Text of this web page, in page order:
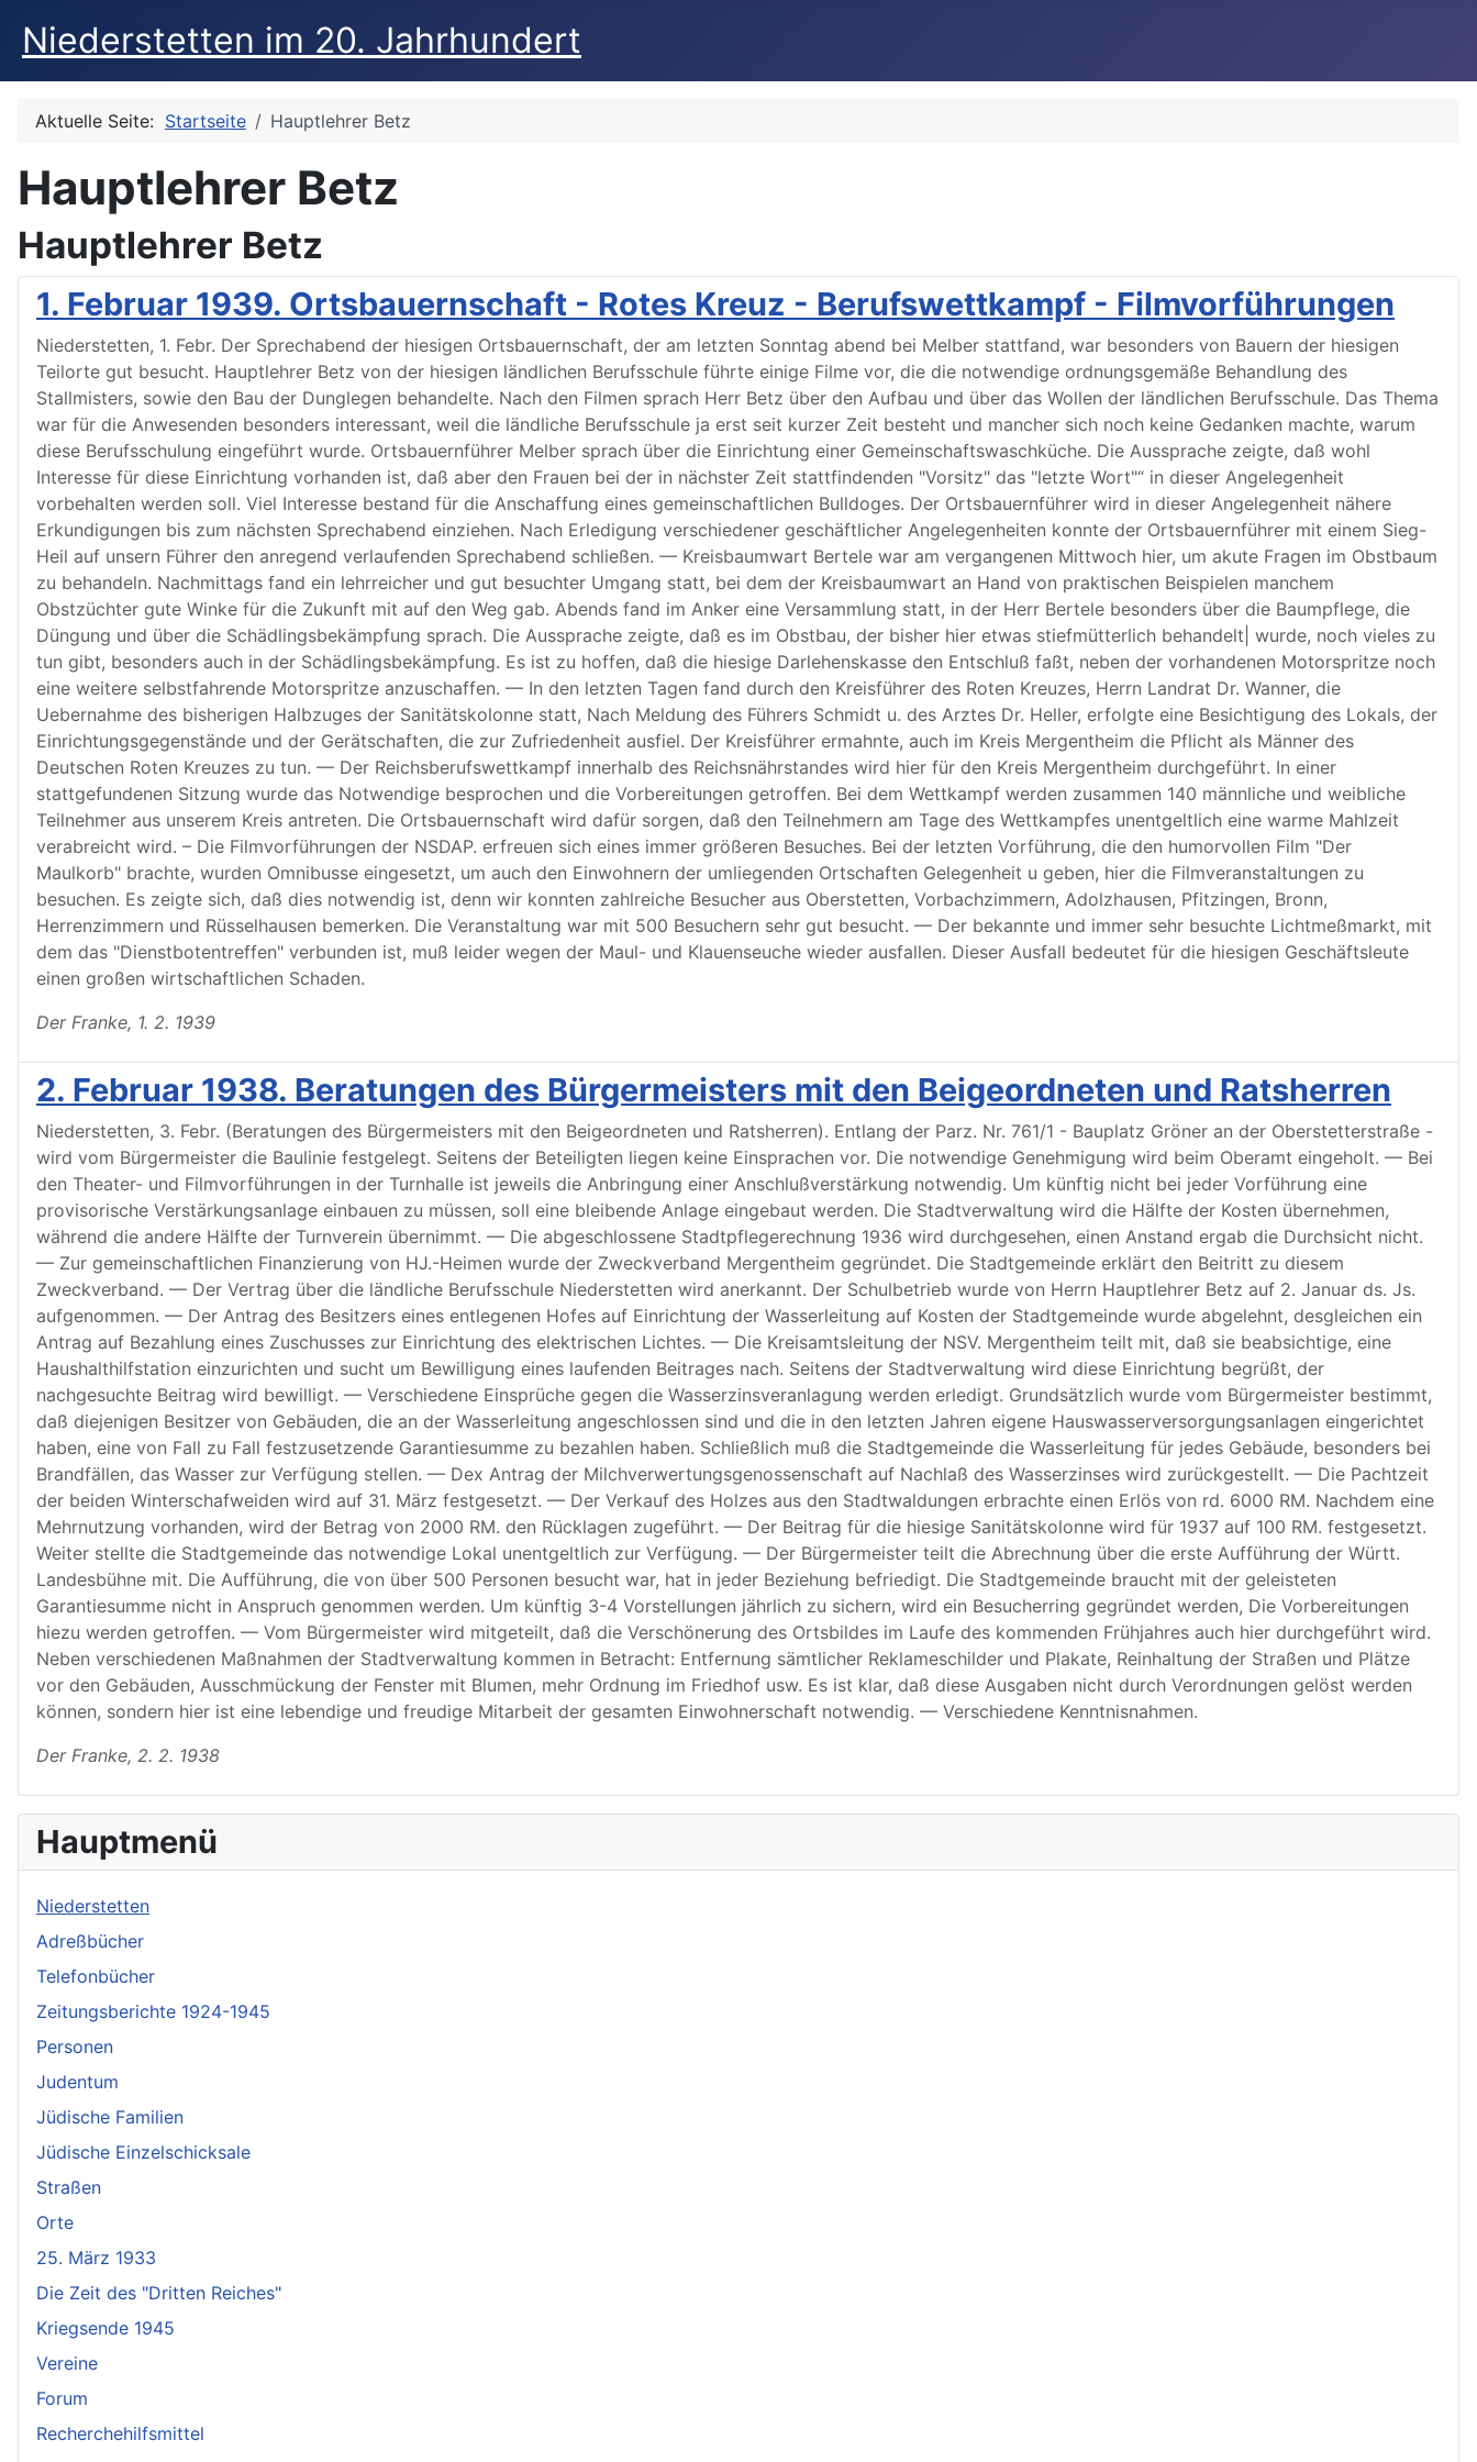
Niederstetten im 20. Jahrhundert
Aktuelle Seite: Startseite Hauptlehrer Betz
Hauptlehrer Betz
Hauptlehrer Betz
1. Februar 1939. Ortsbauernschaft - Rotes Kreuz - Berufswettkampf - Filmvorführungen
Niederstetten, 1. Febr. Der Sprechabend der hiesigen Ortsbauernschaft, der am letzten Sonntag abend bei Melber stattfand, war besonders von Bauern der hiesigen
Teilorte gut besucht. Hauptlehrer Betz von der hiesigen ländlichen Berufsschule führte einige Filme vor, die die notwendige ordnungsgemäße Behandlung des
Stallmisters, sowie den Bau der Dunglegen behandelte. Nach den Filmen sprach Herr Betz über den Aufbau und über das Wollen der ländlichen Berufsschule. Das Thema
war für die Anwesenden besonders interessant, weil die ländliche Berufsschule ja erst seit kurzer Zeit besteht und mancher sich noch keine Gedanken machte, warum
diese Berufsschulung eingeführt wurde. Ortsbauernführer Melber sprach über die Einrichtung einer Gemeinschaftswaschküche. Die Aussprache zeigte, daß wohl
Interesse für diese Einrichtung vorhanden ist, daß aber den Frauen bei der in nächster Zeit stattfindenden "Vorsitz" das "letzte Wort"“ in dieser Angelegenheit
vorbehalten werden soll. Viel Interesse bestand für die Anschaffung eines gemeinschaftlichen Bulldoges. Der Ortsbauernführer wird in dieser Angelegenheit nähere
Erkundigungen bis zum nächsten Sprechabend einziehen. Nach Erledigung verschiedener geschäftlicher Angelegenheiten konnte der Ortsbauernführer mit einem Sieg-
Heil auf unsern Führer den anregend verlaufenden Sprechabend schließen. — Kreisbaumwart Bertele war am vergangenen Mittwoch hier, um akute Fragen im Obstbaum
zu behandeln. Nachmittags fand ein lehrreicher und gut besuchter Umgang statt, bei dem der Kreisbaumwart an Hand von praktischen Beispielen manchem
Obstzüchter gute Winke für die Zukunft mit auf den Weg gab. Abends fand im Anker eine Versammlung statt, in der Herr Bertele besonders über die Baumpflege, die
Düngung und über die Schädlingsbekämpfung sprach. Die Aussprache zeigte, daß es im Obstbau, der bisher hier etwas stiefmütterlich behandelt| wurde, noch vieles zu
tun gibt, besonders auch in der Schädlingsbekämpfung. Es ist zu hoffen, daß die hiesige Darlehenskasse den Entschluß faßt, neben der vorhandenen Motorspritze noch
eine weitere selbstfahrende Motorspritze anzuschaffen. — In den letzten Tagen fand durch den Kreisführer des Roten Kreuzes, Herrn Landrat Dr. Wanner, die
Uebernahme des bisherigen Halbzuges der Sanitätskolonne statt, Nach Meldung des Führers Schmidt u. des Arztes Dr. Heller, erfolgte eine Besichtigung des Lokals, der
Einrichtungsgegenstände und der Gerätschaften, die zur Zufriedenheit ausfiel. Der Kreisführer ermahnte, auch im Kreis Mergentheim die Pflicht als Männer des
Deutschen Roten Kreuzes zu tun. — Der Reichsberufswettkampf innerhalb des Reichsnährstandes wird hier für den Kreis Mergentheim durchgeführt. In einer
stattgefundenen Sitzung wurde das Notwendige besprochen und die Vorbereitungen getroffen. Bei dem Wettkampf werden zusammen 140 männliche und weibliche
Teilnehmer aus unserem Kreis antreten. Die Ortsbauernschaft wird dafür sorgen, daß den Teilnehmern am Tage des Wettkampfes unentgeltlich eine warme Mahlzeit
verabreicht wird. – Die Filmvorführungen der NSDAP. erfreuen sich eines immer größeren Besuches. Bei der letzten Vorführung, die den humorvollen Film "Der
Maulkorb" brachte, wurden Omnibusse eingesetzt, um auch den Einwohnern der umliegenden Ortschaften Gelegenheit u geben, hier die Filmveranstaltungen zu
besuchen. Es zeigte sich, daß dies notwendig ist, denn wir konnten zahlreiche Besucher aus Oberstetten, Vorbachzimmern, Adolzhausen, Pfitzingen, Bronn,
Herrenzimmern und Rüsselhausen bemerken. Die Veranstaltung war mit 500 Besuchern sehr gut besucht. — Der bekannte und immer sehr besuchte Lichtmeßmarkt, mit
dem das "Dienstbotentreffen" verbunden ist, muß leider wegen der Maul- und Klauenseuche wieder ausfallen. Dieser Ausfall bedeutet für die hiesigen Geschäftsleute
einen großen wirtschaftlichen Schaden.
Der Franke, 1. 2. 1939
2. Februar 1938. Beratungen des Bürgermeisters mit den Beigeordneten und Ratsherren
Niederstetten, 3. Febr. (Beratungen des Bürgermeisters mit den Beigeordneten und Ratsherren). Entlang der Parz. Nr. 761/1 - Bauplatz Gröner an der Oberstetterstraße -
wird vom Bürgermeister die Baulinie festgelegt. Seitens der Beteiligten liegen keine Einsprachen vor. Die notwendige Genehmigung wird beim Oberamt eingeholt. — Bei
den Theater- und Filmvorführungen in der Turnhalle ist jeweils die Anbringung einer Anschlußverstärkung notwendig. Um künftig nicht bei jeder Vorführung eine
provisorische Verstärkungsanlage einbauen zu müssen, soll eine bleibende Anlage eingebaut werden. Die Stadtverwaltung wird die Hälfte der Kosten übernehmen,
während die andere Hälfte der Turnverein übernimmt. — Die abgeschlossene Stadtpflegerechnung 1936 wird durchgesehen, einen Anstand ergab die Durchsicht nicht.
— Zur gemeinschaftlichen Finanzierung von HJ.-Heimen wurde der Zweckverband Mergentheim gegründet. Die Stadtgemeinde erklärt den Beitritt zu diesem
Zweckverband. — Der Vertrag über die ländliche Berufsschule Niederstetten wird anerkannt. Der Schulbetrieb wurde von Herrn Hauptlehrer Betz auf 2. Januar ds. Js.
aufgenommen. — Der Antrag des Besitzers eines entlegenen Hofes auf Einrichtung der Wasserleitung auf Kosten der Stadtgemeinde wurde abgelehnt, desgleichen ein
Antrag auf Bezahlung eines Zuschusses zur Einrichtung des elektrischen Lichtes. — Die Kreisamtsleitung der NSV. Mergentheim teilt mit, daß sie beabsichtige, eine
Haushalthilfstation einzurichten und sucht um Bewilligung eines laufenden Beitrages nach. Seitens der Stadtverwaltung wird diese Einrichtung begrüßt, der
nachgesuchte Beitrag wird bewilligt. — Verschiedene Einsprüche gegen die Wasserzinsveranlagung werden erledigt. Grundsätzlich wurde vom Bürgermeister bestimmt,
daß diejenigen Besitzer von Gebäuden, die an der Wasserleitung angeschlossen sind und die in den letzten Jahren eigene Hauswasserversorgungsanlagen eingerichtet
haben, eine von Fall zu Fall festzusetzende Garantiesumme zu bezahlen haben. Schließlich muß die Stadtgemeinde die Wasserleitung für jedes Gebäude, besonders bei
Brandfällen, das Wasser zur Verfügung stellen. — Dex Antrag der Milchverwertungsgenossenschaft auf Nachlaß des Wasserzinses wird zurückgestellt. — Die Pachtzeit
der beiden Winterschafweiden wird auf 31. März festgesetzt. — Der Verkauf des Holzes aus den Stadtwaldungen erbrachte einen Erlös von rd. 6000 RM. Nachdem eine
Mehrnutzung vorhanden, wird der Betrag von 2000 RM. den Rücklagen zugeführt. — Der Beitrag für die hiesige Sanitätskolonne wird für 1937 auf 100 RM. festgesetzt.
Weiter stellte die Stadtgemeinde das notwendige Lokal unentgeltlich zur Verfügung. — Der Bürgermeister teilt die Abrechnung über die erste Aufführung der Württ.
Landesbühne mit. Die Aufführung, die von über 500 Personen besucht war, hat in jeder Beziehung befriedigt. Die Stadtgemeinde braucht mit der geleisteten
Garantiesumme nicht in Anspruch genommen werden. Um künftig 3-4 Vorstellungen jährlich zu sichern, wird ein Besucherring gegründet werden, Die Vorbereitungen
hiezu werden getroffen. — Vom Bürgermeister wird mitgeteilt, daß die Verschönerung des Ortsbildes im Laufe des kommenden Frühjahres auch hier durchgeführt wird.
Neben verschiedenen Maßnahmen der Stadtverwaltung kommen in Betracht: Entfernung sämtlicher Reklameschilder und Plakate, Reinhaltung der Straßen und Plätze
vor den Gebäuden, Ausschmückung der Fenster mit Blumen, mehr Ordnung im Friedhof usw. Es ist klar, daß diese Ausgaben nicht durch Verordnungen gelöst werden
können, sondern hier ist eine lebendige und freudige Mitarbeit der gesamten Einwohnerschaft notwendig. — Verschiedene Kenntnisnahmen.
Der Franke, 2. 2. 1938
Hauptmenü
Niederstetten
Adreßbücher
Telefonbücher
Zeitungsberichte 1924-1945
Personen
Judentum
Jüdische Familien
Jüdische Einzelschicksale
Straßen
Orte
25. März 1933
Die Zeit des "Dritten Reiches"
Kriegsende 1945
Vereine
Forum
Recherchehilfsmittel